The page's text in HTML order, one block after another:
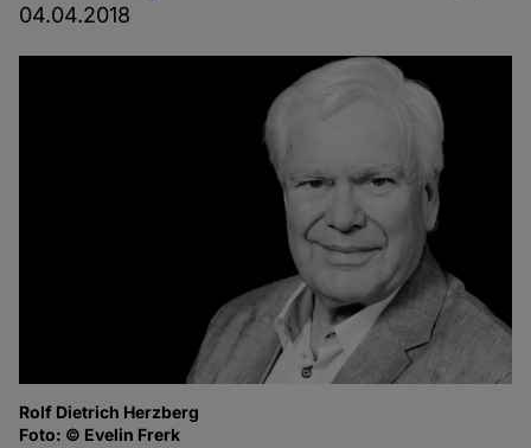
04.04.2018
Rolf Dietrich Herzberg
Foto: © Evelin Frerk